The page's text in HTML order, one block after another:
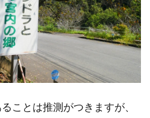
ことは推測がつきますが、